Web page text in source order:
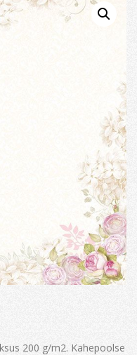
200 g/m2. Kahepoolse